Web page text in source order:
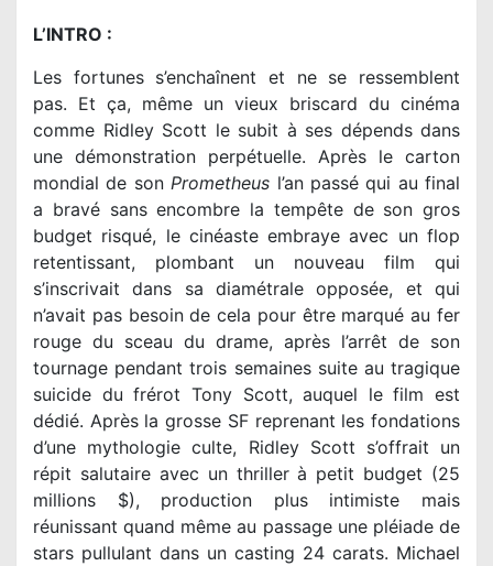
L’INTRO :
Les fortunes s’enchaînent et ne se ressemblent
pas. Et ça, même un vieux briscard du cinéma
comme Ridley Scott le subit à ses dépends dans
une démonstration perpétuelle. Après le carton
mondial de son Prometheus l’an passé qui au final
a bravé sans encombre la tempête de son gros
budget risqué, le cinéaste embraye avec un flop
retentissant, plombant un nouveau film qui
s’inscrivait dans sa diamétrale opposée, et qui
n’avait pas besoin de cela pour être marqué au fer
rouge du sceau du drame, après l’arrêt de son
tournage pendant trois semaines suite au tragique
suicide du frérot Tony Scott, auquel le film est
dédié. Après la grosse SF reprenant les fondations
d’une mythologie culte, Ridley Scott s’offrait un
répit salutaire avec un thriller à petit budget (25
millions $), production plus intimiste mais
réunissant quand même au passage une pléiade de
stars pullulant dans un casting 24 carats. Michael